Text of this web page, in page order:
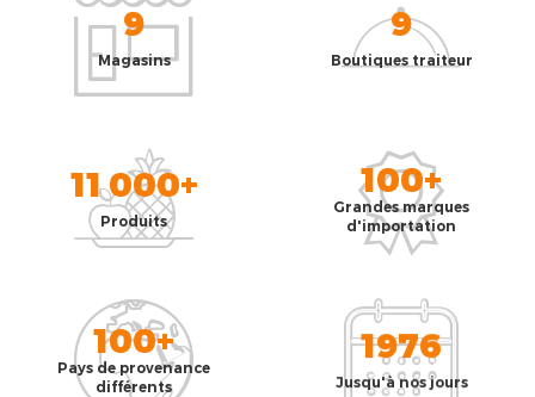
9
Magasins
9
Boutiques traiteur
11 000+
Produits
100+
Grandes marques
d'importation
100+
Pays de provenance
différents
1976
Jusqu'à nos jours